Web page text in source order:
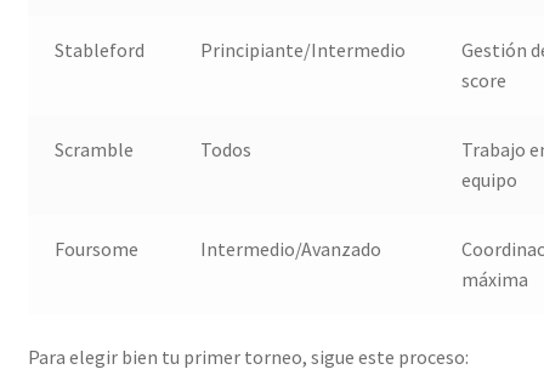
Stableford Principiante/Intermedio
Gestión
score
Scramble Todos
Trabajo
equipo
Foursome Intermedio/Avanzado
máxima
Para elegir bien tu primer torneo, sigue este proceso: